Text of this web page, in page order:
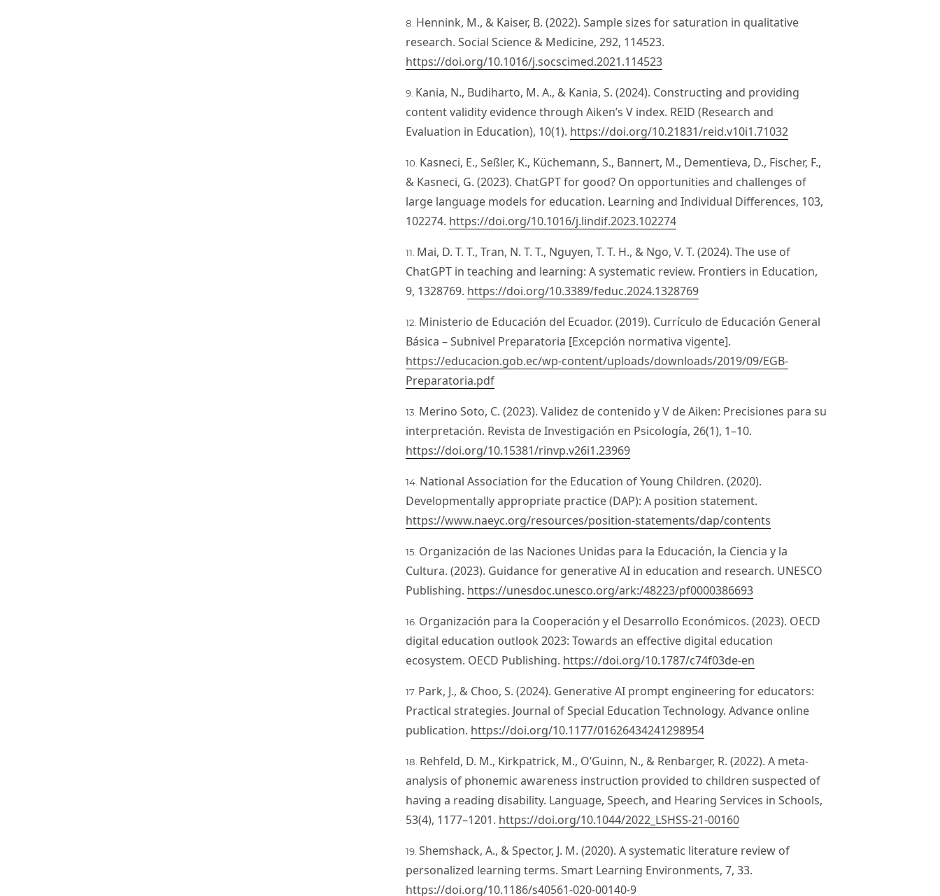
Hennink, M., & Kaiser, B. (2022). Sample sizes for saturation in qualitative
research. Social Science & Medicine, 292, 114523.
https://doi.org/10.1016/j.socscimed.2021.114523
Kania, N., Budiharto, M. A., & Kania, S. (2024). Constructing and providing
content validity evidence through Aiken’s V index. REID (Research and
Evaluation in Education), 10(1). https://doi.org/10.21831/reid.v10i1.71032
Kasneci, E., Seßler, K., Küchemann, S., Bannert, M., Dementieva, D., Fischer, F.,
& Kasneci, G. (2023). ChatGPT for good? On opportunities and challenges of
large language models for education. Learning and Individual Differences, 103,
102274. https://doi.org/10.1016/j.lindif.2023.102274
Mai, D. T. T., Tran, N. T. T., Nguyen, T. T. H., & Ngo, V. T. (2024). The use of
ChatGPT in teaching and learning: A systematic review. Frontiers in Education,
9, 1328769. https://doi.org/10.3389/feduc.2024.1328769
Ministerio de Educación del Ecuador. (2019). Currículo de Educación General
Básica – Subnivel Preparatoria [Excepción normativa vigente].
https://educacion.gob.ec/wp-content/uploads/downloads/2019/09/EGB-
Preparatoria.pdf
Merino Soto, C. (2023). Validez de contenido y V de Aiken: Precisiones para su
interpretación. Revista de Investigación en Psicología, 26(1), 1–10.
https://doi.org/10.15381/rinvp.v26i1.23969
National Association for the Education of Young Children. (2020).
Developmentally appropriate practice (DAP): A position statement.
https://www.naeyc.org/resources/position-statements/dap/contents
Organización de las Naciones Unidas para la Educación, la Ciencia y la
Cultura. (2023). Guidance for generative AI in education and research. UNESCO
Publishing. https://unesdoc.unesco.org/ark:/48223/pf0000386693
Organización para la Cooperación y el Desarrollo Económicos. (2023). OECD
digital education outlook 2023: Towards an effective digital education
ecosystem. OECD Publishing. https://doi.org/10.1787/c74f03de-en
Park, J., & Choo, S. (2024). Generative AI prompt engineering for educators:
Practical strategies. Journal of Special Education Technology. Advance online
publication. https://doi.org/10.1177/01626434241298954
Rehfeld, D. M., Kirkpatrick, M., O’Guinn, N., & Renbarger, R. (2022). A meta-
analysis of phonemic awareness instruction provided to children suspected of
having a reading disability. Language, Speech, and Hearing Services in Schools,
53(4), 1177–1201. https://doi.org/10.1044/2022_LSHSS-21-00160
Shemshack, A., & Spector, J. M. (2020). A systematic literature review of
personalized learning terms. Smart Learning Environments, 7, 33.
https://doi.org/10.1186/s40561-020-00140-9